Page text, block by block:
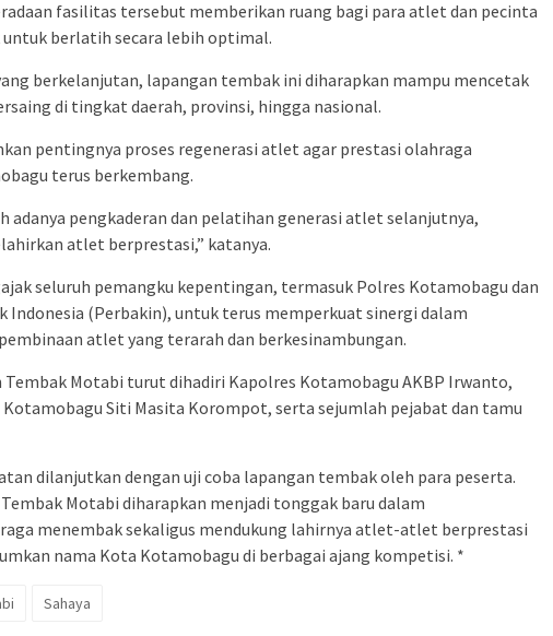
fasilitas tersebut memberikan ruang bagi para atlet dan pecinta
berlatih secara lebih optimal.
berkelanjutan, lapangan tembak ini diharapkan mampu mencetak
di tingkat daerah, provinsi, hingga nasional.
pentingnya proses regenerasi atlet agar prestasi olahraga
terus berkembang.
adanya pengkaderan dan pelatihan generasi atlet selanjutnya,
atlet berprestasi,” katanya.
seluruh pemangku kepentingan, termasuk Polres Kotamobagu dan
Indonesia (Perbakin), untuk terus memperkuat sinergi dalam
atlet yang terarah dan berkesinambungan.
Tembak Motabi turut dihadiri Kapolres Kotamobagu AKBP Irwanto,
Siti Masita Korompot, serta sejumlah pejabat dan tamu
dilanjutkan dengan uji coba lapangan tembak oleh para peserta.
Motabi diharapkan menjadi tonggak baru dalam
menembak sekaligus mendukung lahirnya atlet-atlet berprestasi
nama Kota Kotamobagu di berbagai ajang kompetisi. *
Sahaya